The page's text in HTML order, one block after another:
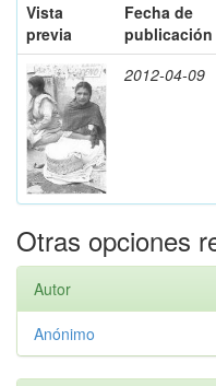
Vista
previa
Fecha de
publicación
2012-04-09
Otras opciones
Autor
Anónimo